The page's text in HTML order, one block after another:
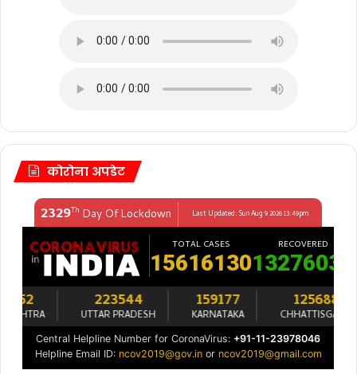
कोरोना अपडेट